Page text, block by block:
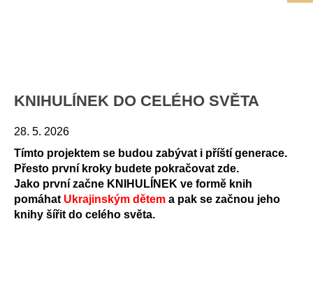
KNIHULÍNEK DO CELÉHO SVĚTA
28. 5. 2026
Tímto projektem se budou zabývat i příští generace.
Přesto první kroky budete pokračovat zde.
Jako první začne KNIHULÍNEK ve formě knih
pomáhat Ukrajinským dětem a pak se začnou jeho
knihy šířit do celého světa.